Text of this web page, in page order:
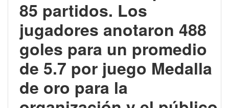
85 partidos. Los
jugadores anotaron488
goles para un promedio
de 5.7 por juego Medalla
de oro para la